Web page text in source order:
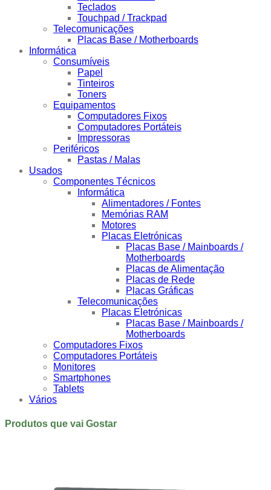
Teclados
Touchpad / Trackpad
Telecomunicações
Placas Base / Motherboards
Informática
Consumíveis
Papel
Tinteiros
Toners
Equipamentos
Computadores Fixos
Computadores Portáteis
Impressoras
Periféricos
Pastas / Malas
Usados
Componentes Técnicos
Informática
Alimentadores / Fontes
Memórias RAM
Motores
Placas Eletrónicas
Placas Base / Mainboards /
Motherboards
Placas de Alimentação
Placas de Rede
Placas Gráficas
Telecomunicações
Placas Eletrónicas
Placas Base / Mainboards /
Motherboards
Computadores Fixos
Computadores Portáteis
Monitores
Smartphones
Tablets
Vários
Produtos que vai Gostar